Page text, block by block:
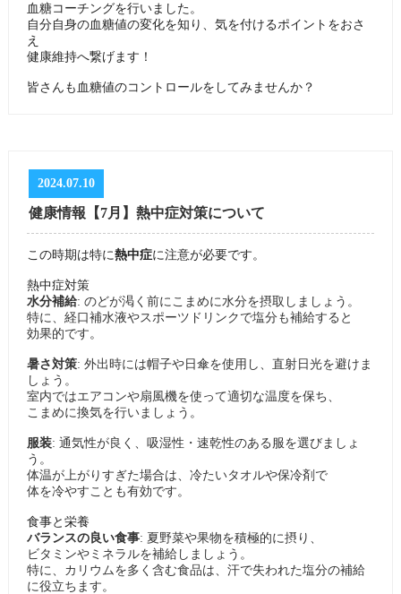
血糖コーチングを行いました。
自分自身の血糖値の変化を知り、気を付けるポイントをおさ
え
健康維持へ繋げます！
皆さんも血糖値のコントロールをしてみませんか？
2024.07.10
健康情報【7月】熱中症対策について
この時期は特に熱中症に注意が必要です。
熱中症対策
水分補給: のどが渇く前にこまめに水分を摂取しましょう。
特に、経口補水液やスポーツドリンクで塩分も補給すると
効果的です 。
暑さ対策: 外出時には帽子や日傘を使用し、 直射日光を避けま
しょう。
室内ではエアコンや扇風機を使って適切な温度を保ち、
こまめに換気を行いましょう 。
服装: 通気性が良く、吸湿性・速乾性のある服を選びましょ
う。
体温が上がりすぎた場合は、冷たいタオルや保冷剤で
体を冷やすことも有効です 。
食事と栄養
バランスの良い食事: 夏野菜や果物を積極的に摂り、
ビタミンやミネラルを補給しましょう。
特に、カリウムを多く含む食品は、汗で失われた塩分の補給
に役立ちます 。